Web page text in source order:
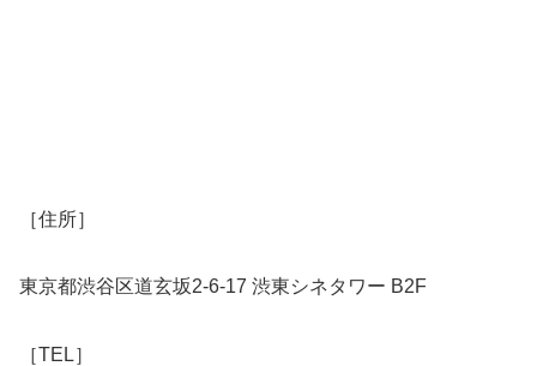
［住所］
東京都渋谷区道玄坂2-6-17 渋東シネタワー B2F
［TEL］